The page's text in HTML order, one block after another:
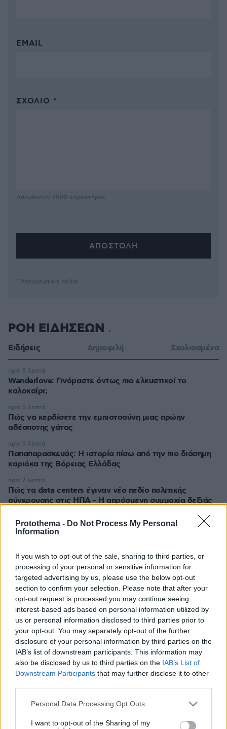
Protothema - Do Not Process My Personal
Information
If you wish to opt-out of the sale, sharing to third parties, or
processing of your personal or sensitive information for
targeted advertising by us, please use the below opt-out
section to confirm your selection. Please note that after your
opt-out request is processed you may continue seeing
interest-based ads based on personal information utilized by
us or personal information disclosed to third parties prior to
your opt-out. You may separately opt-out of the further
disclosure of your personal information by third parties on the
IAB’s list of downstream participants. This information may
also be disclosed by us to third parties on the IAB’s List of
Downstream Participants that may further disclose it to other
Please note that this website/app uses one or more Google
not limited to your visit or usage behaviour. You may click to
Personal Data Processing Opt Outs
I want to opt-out of the Sharing of my
EMAIL
ΣΧΌΛΙΟ *
Απομένουν 2500 χαρακτήρες
* Υποχρεωτικά πεδία
ΡΟΗ ΕΙΔΗΣΕΩΝ
Ειδήσεις Δημοφιλή Σχολιασμένα
Wanderlove: Γινόμαστε όντως πιο ελκυστικοί το
καλοκαίρι;
πριν 5 λεπτά
Πώς να κερδίσετε την εμπιστοσύνη μιας πρώην
αδέσποτης γάτας
πριν 5 λεπτά
Παπαπαρασκευάς: Η ιστορία πίσω από την πιο διάσημη
καριόκα της Βόρειας Ελλάδας
πριν 5 λεπτά
Πώς τα data centers έγιναν νέο πεδίο πολιτικής
σύγκρουσης στις ΗΠΑ - Η απρόσμενη συμμαχία δεξιάς
πριν 7 λεπτά
Πόσο κακό κάνουν οι σαγιονάρες στα πόδια; Η
πριν 15 λεπτά
«Πίστευα ότι στα 40 η ζωή μου θα έχει μπει σε τάξη.
Δεν έχει και δεν πειράζει»
πριν 23 λεπτά
Η ανάρτηση της Μαρίας Κίτσου για τα γενέθλιά της και
το «ευχαριστώ» στους συνεργάτες της
πριν 23 λεπτά
Οι συνομιλίες με το Ιράν είναι σαν μια παρτίδα σκάκι,
λέει ο Τραμπ - Είμαστε επαγγελματίες παίκτες, απαντά η
Τεχεράνη
πριν 27 λεπτά
τραυματισμός του Φουρλάνι, έφυγε σε καροτσάκι από